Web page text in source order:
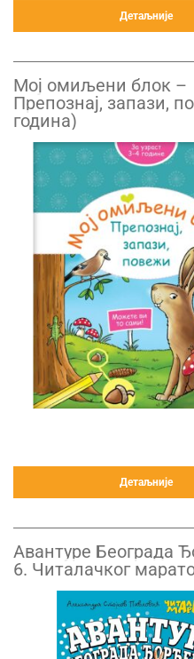
Детаљније
Mој омиљени блок –
Препознај, запази,
година)
Детаљније
Авантуре Београда
6. Читалачког